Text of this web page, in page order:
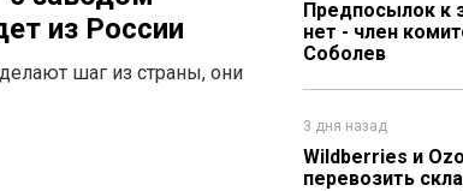
из России
шаг из страны, они
Предпосылок к
нет - член
Соболев
3 дня назад
Wildberries и
перевозить